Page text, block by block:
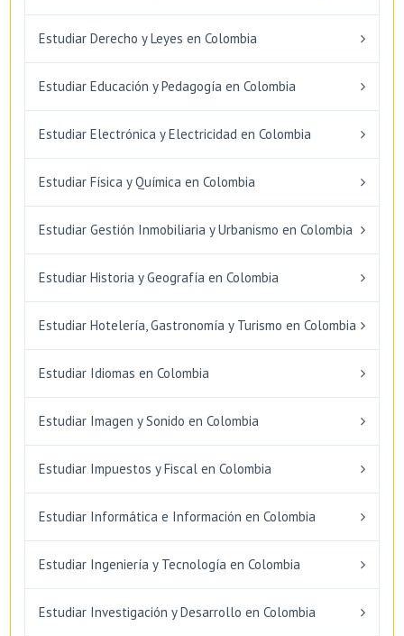
Estudiar Derecho y Leyes en Colombia
Estudiar Educación y Pedagogía en Colombia
Estudiar Electrónica y Electricidad en Colombia
Estudiar Física y Química en Colombia
Estudiar Gestión Inmobiliaria y Urbanismo en Colombia
Estudiar Historia y Geografía en Colombia
Estudiar Hotelería, Gastronomía y Turismo en Colombia
Estudiar Idiomas en Colombia
Estudiar Imagen y Sonido en Colombia
Estudiar Impuestos y Fiscal en Colombia
Estudiar Informática e Información en Colombia
Estudiar Ingeniería y Tecnología en Colombia
Estudiar Investigación y Desarrollo en Colombia